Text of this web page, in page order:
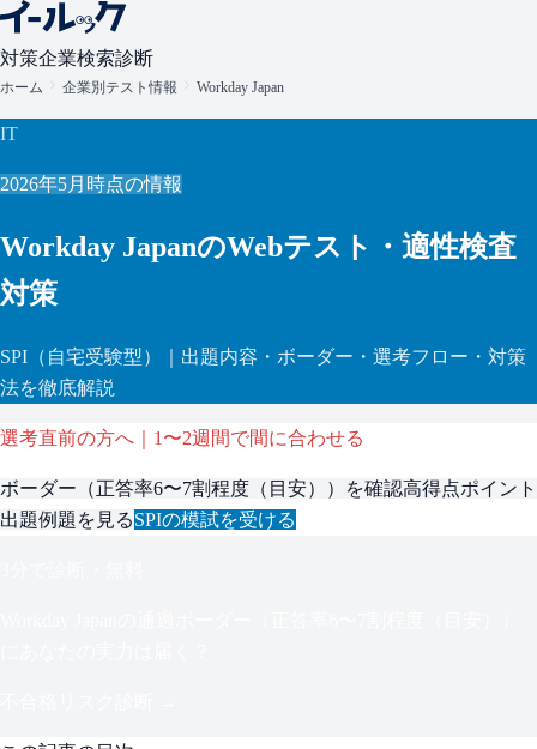
対策企業検索診断
ホーム 企業別テスト情報 Workday Japan
IT
2026年5月 時点の情報
Workday JapanのWebテスト・適性検査
対策
SPI （自宅受験型）
｜出題内容・ボーダー・選考フロー・対策
法を徹底解説
選考直前の方へ｜1〜2週間で間に合わせる
ボーダー（正答率6〜7割程度（目安） ）を確認高得点ポイント
出題例題を見るSPIの模試を受ける